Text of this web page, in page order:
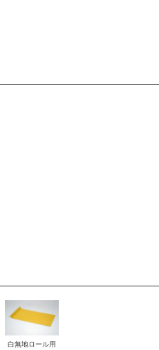
白無地ロール用